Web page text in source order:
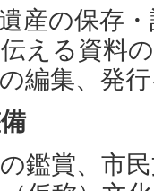
産の保存
える資料
編集、発
鑑賞、市